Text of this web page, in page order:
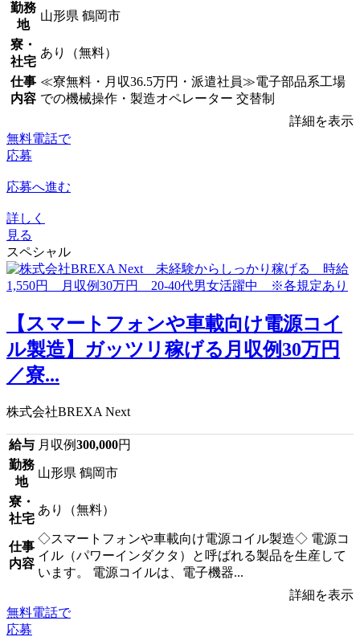
勤務
地
山形県 鶴岡市
寮・
社宅
あり（無料）
仕事
内容
≪寮無料・月収36.5万円・派遣社員≫電子部品系工場
での機械操作・製造オペレーター 交替制
詳細を表示
無料電話で
応募
応募へ進む
詳しく
見る
スペシャル
【スマートフォンや車載向け電源コイ
ル製造】ガッツリ稼げる月収例30万円
／寮...
株式会社BREXA Next
給与 月収例300,000円
勤務
地
山形県 鶴岡市
寮・
社宅
あり（無料）
仕事
内容
◇スマートフォンや車載向け電源コイル製造◇ 電源コ
イル（パワーインダクタ）と呼ばれる製品を生産して
います。 電源コイルは、電子機器...
詳細を表示
無料電話で
応募